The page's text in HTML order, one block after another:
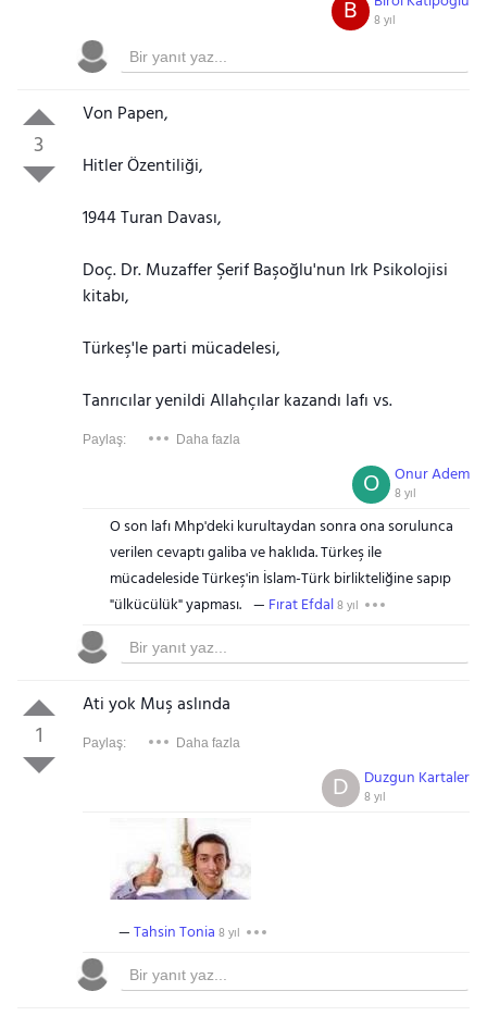
8 yıl
B
3
Von Papen,
Hitler Özentiliği,
1944 Turan Davası,
Doç. Dr. Muzaffer Şerif Başoğlu'nun Irk Psikolojisi
kitabı,
Türkeş'le parti mücadelesi,
Tanrıcılar yenildi Allahçılar kazandı lafı vs.
Paylaş: Daha fazla
Onur Adem
8 yıl
O
O son lafı Mhp'deki kurultaydan sonra ona sorulunca
verilen cevaptı galiba ve haklıda. Türkeş ile
mücadeleside Türkeş'in İslam-Türk birlikteliğine sapıp
"ülkücülük" yapması.
Fırat Efdal8 yıl
1
Ati yok Muş aslında
Paylaş: Daha fazla
Duzgun Kartaler
8 yıl
D
Tahsin Tonia 8 yıl